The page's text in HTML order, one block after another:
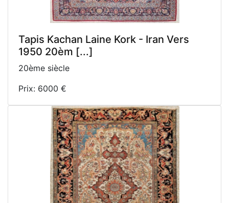
Tapis Kachan Laine Kork - Iran Vers
1950 20èm [...]
20ème siècle
Prix: 6000 €